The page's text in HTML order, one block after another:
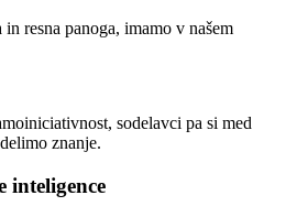
resna panoga, imamo v našem
sodelavci pa si med
znanje.
inteligence